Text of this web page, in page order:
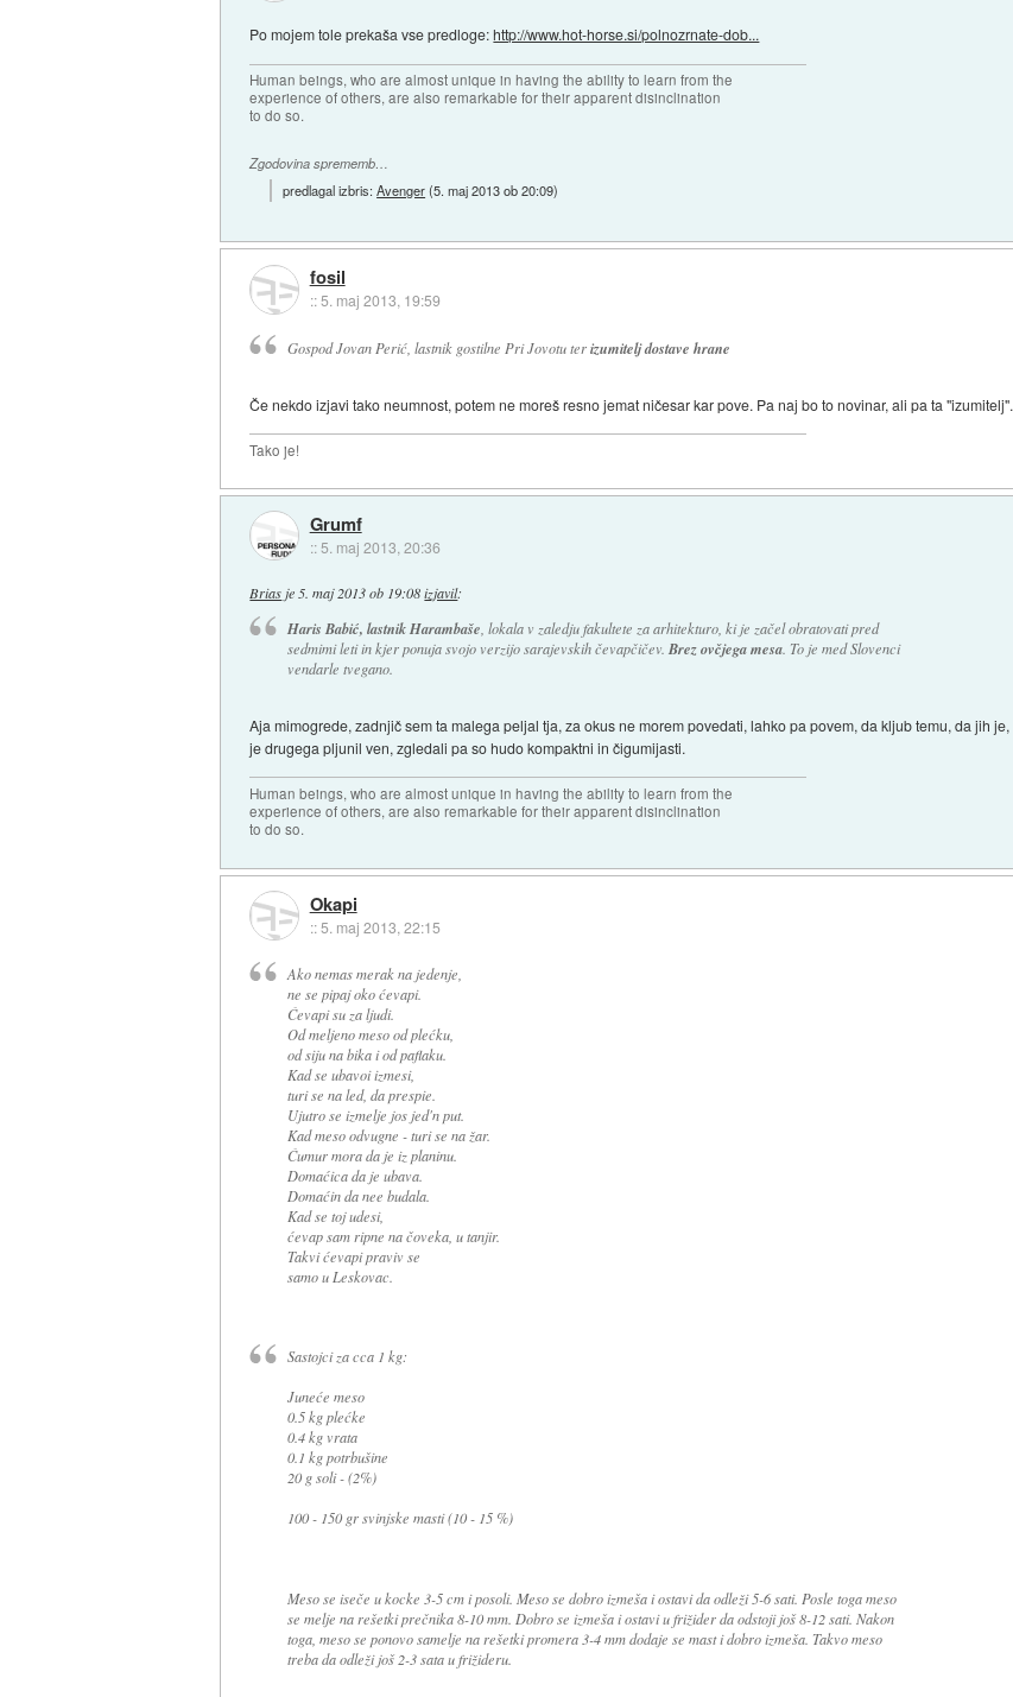
Po mojem tole prekaša vse predloge:http://www.hot-horse.si/polnozrnate-dob...
Human beings, who are almost unique in having the ability to learn from the
experience of others, are also remarkable for their apparent disinclination
to do so.
Zgodovina sprememb…
predlagal izbris:Avenger(5. maj 2013 ob 20:09)
fosil
::5. maj 2013, 19:59
Gospod Jovan Perić, lastnik gostilne Pri Jovotu terizumitelj dostave hrane
Če nekdo izjavi tako neumnost, potem ne moreš resno jemat ničesar kar pove. Pa naj bo to novinar, ali pa ta "izumitelj".
Tako je!
Grumf
:: 5. maj 2013, 20:36
Brias je 5. maj 2013 ob 19:08 izjavil:
Haris Babić, lastnik Harambaše, lokala v zaledju fakultete za arhitekturo, ki je začel obratovati pred
sedmimi leti in kjer ponuja svojo verzijo sarajevskih čevapčičev. Brez ovčjega mesa. To je med Slovenci
vendarle tvegano.
Aja mimogrede, zadnjič sem ta malega peljal tja, za okus ne morem povedati, lahko pa povem, da kljub temu, da jih je,
je drugega pljunil ven, zgledali pa so hudo kompaktni in čigumijasti.
Human beings, who are almost unique in having the ability to learn from the
experience of others, are also remarkable for their apparent disinclination
to do so.
Okapi
::5. maj 2013, 22:15
Ako nemas merak na jedenje,
ne se pipaj oko ćevapi.
Ćevapi su za ljudi.
Od meljeno meso od plećku,
od siju na bika i od paflaku.
Kad se ubavoi izmesi,
turi se na led, da prespie.
Ujutro se izmelje jos jed'n put.
Kad meso odvugne - turi se na žar.
Ćumur mora da je iz planinu.
Domaćica da je ubava.
Domaćin da nee budala.
Kad se toj udesi,
ćevap sam ripne na čoveka, u tanjir.
Takvi ćevapi praviv se
samo u Leskovac.
Sastojci za cca 1 kg:
Juneće meso
0.5 kg plećke
0.4 kg vrata
0.1 kg potrbušine
20 g soli - (2%)
100 - 150 gr svinjske masti (10 - 15 %)
Meso se iseče u kocke 3-5 cm i posoli. Meso se dobro izmeša i ostavi da odleži 5-6 sati. Posle toga meso
se melje na rešetki prečnika 8-10 mm. Dobro se izmeša i ostavi u frižider da odstoji još 8-12 sati. Nakon
toga, meso se ponovo samelje na rešetki promera 3-4 mm dodaje se mast i dobro izmeša. Takvo meso
treba da odleži još 2-3 sata u frižideru.